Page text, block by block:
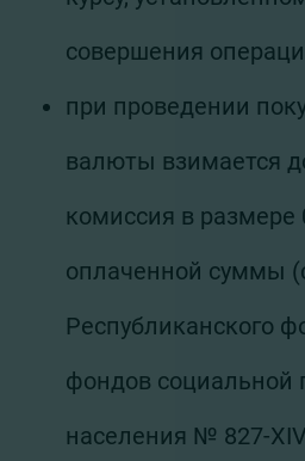
совершения
при проведении
валюты взимается
комиссия в размере
оплаченной суммы
Республиканского
фондов социальной
населения № 827-